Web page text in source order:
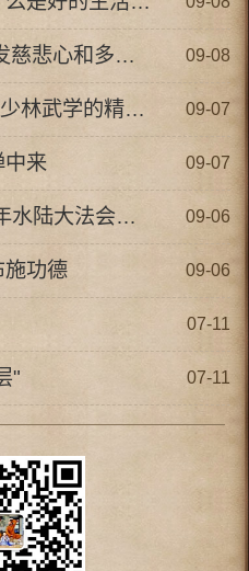
和多做积德事 09-08
学的精神所在 09-07
中来 09-07
大法会活动 09-06
施功德 09-06
07-11
" 07-11